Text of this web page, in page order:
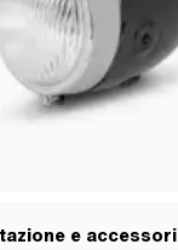
e accessori